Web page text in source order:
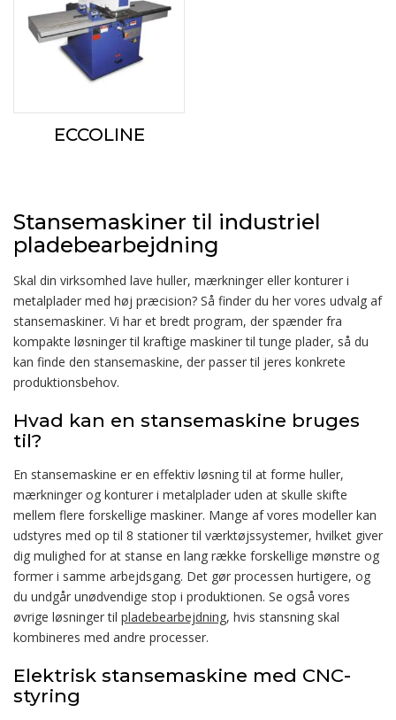
ECCOLINE
Stansemaskiner til industriel
pladebearbejdning
Skal din virksomhed lave huller, mærkninger eller konturer i
metalplader med høj præcision? Så finder du her vores udvalg af
stansemaskiner. Vi har et bredt program, der spænder fra
kompakte løsninger til kraftige maskiner til tunge plader, så du
kan finde den stansemaskine, der passer til jeres konkrete
produktionsbehov.
Hvad kan en stansemaskine bruges
til?
En stansemaskine er en effektiv løsning til at forme huller,
mærkninger og konturer i metalplader uden at skulle skifte
mellem flere forskellige maskiner. Mange af vores modeller kan
udstyres med op til 8 stationer til værktøjssystemer, hvilket giver
dig mulighed for at stanse en lang række forskellige mønstre og
former i samme arbejdsgang. Det gør processen hurtigere, og
du undgår unødvendige stop i produktionen. Se også vores
øvrige løsninger til pladebearbejdning, hvis stansning skal
kombineres med andre processer.
Elektrisk stansemaskine med CNC-
styring